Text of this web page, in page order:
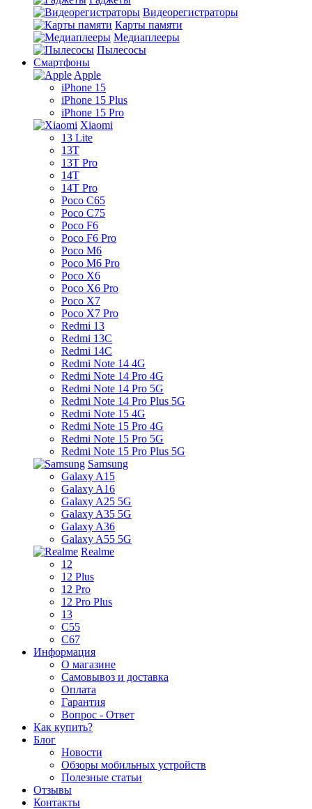
Видеорегистраторы
Карты памяти
Медиаплееры
Пылесосы
Смартфоны
Apple
iPhone 15
iPhone 15 Plus
iPhone 15 Pro
Xiaomi
13 Lite
13T
13T Pro
14T
14T Pro
Poco C65
Poco C75
Poco F6
Poco F6 Pro
Poco M6
Poco M6 Pro
Poco X6
Poco X6 Pro
Poco X7
Poco X7 Pro
Redmi 13
Redmi 13C
Redmi 14C
Redmi Note 14 4G
Redmi Note 14 Pro 4G
Redmi Note 14 Pro 5G
Redmi Note 14 Pro Plus 5G
Redmi Note 15 4G
Redmi Note 15 Pro 4G
Redmi Note 15 Pro 5G
Redmi Note 15 Pro Plus 5G
Samsung
Galaxy A15
Galaxy A16
Galaxy A25 5G
Galaxy A35 5G
Galaxy A36
Galaxy A55 5G
Realme
12
12 Plus
12 Pro
12 Pro Plus
13
C55
C67
Информация
О магазине
Самовывоз и доставка
Оплата
Гарантия
Вопрос - Ответ
Как купить?
Блог
Новости
Обзоры мобильных устройств
Полезные статьи
Отзывы
Контакты